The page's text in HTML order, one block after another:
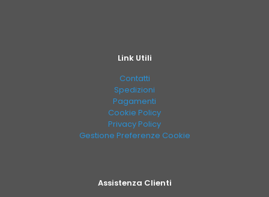
Link Utili
Contatti
Spedizioni
Pagamenti
Cookie Policy
Privacy Policy
Gestione Preferenze Cookie
Assistenza Clienti